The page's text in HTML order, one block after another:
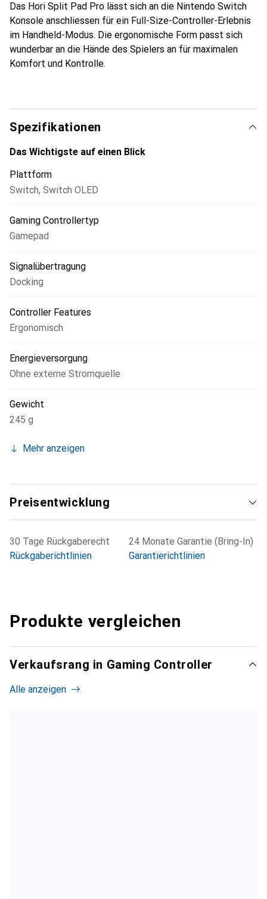
Das Hori Split Pad Pro lässt sich an die Nintendo Switch
Konsole anschliessen für ein Full-Size-Controller-Erlebnis
im Handheld-Modus. Die ergonomische Form passt sich
wunderbar an die Hände des Spielers an für maximalen
Komfort und Kontrolle.
Spezifikationen
Das Wichtigste auf einen Blick
Plattform
Switch, Switch OLED
Gaming Controllertyp
Gamepad
Signalübertragung
Docking
Controller Features
Ergonomisch
Energieversorgung
Ohne externe Stromquelle
Gewicht
245 g
Mehr anzeigen
Preisentwicklung
30 Tage Rückgaberecht
Rückgaberichtlinien
24 Monate Garantie (Bring-In)
Garantierichtlinien
Produkte vergleichen
Verkaufsrang in Gaming Controller
Alle anzeigen